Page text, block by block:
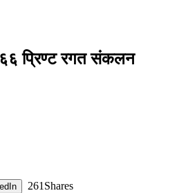
प्रिण्ट रगत संकलन
261 Shares